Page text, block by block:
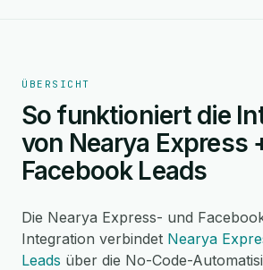
ÜBERSICHT
So funktioniert die
von Nearya Express
Facebook Leads
Die Nearya Express- und
Integration verbindet Nearya
Leads über die No-Code-